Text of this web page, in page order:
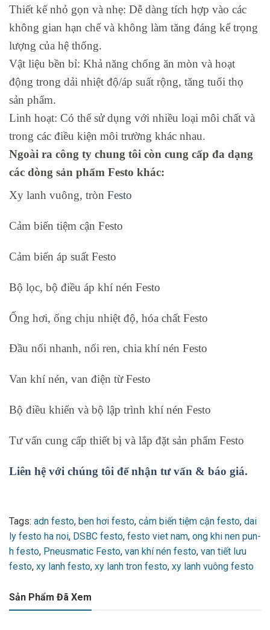
Thiết kế nhỏ gọn và nhẹ: Dễ dàng tích hợp vào các
không gian hạn chế và không làm tăng đáng kể trọng
lượng của hệ thống.
Vật liệu bền bỉ: Khả năng chống ăn mòn và hoạt
động trong dải nhiệt độ/áp suất rộng, tăng tuổi thọ
sản phẩm.
Linh hoạt: Có thể sử dụng với nhiều loại môi chất và
trong các điều kiện môi trường khác nhau.
Ngoài ra công ty chung tôi còn cung cấp đa dạng
các dòng sản phẩm Festo khác:
Xy lanh vuông, tròn Festo
Cảm biến tiệm cận Festo
Cảm biến áp suất Festo
Bộ lọc, bộ điều áp khí nén Festo
Ống hơi, ống chịu nhiệt độ, hóa chất Festo
Đầu nối nhanh, nối ren, chia khí nén Festo
Van khí nén, van điện từ Festo
Bộ điều khiển và bộ lập trình khí nén Festo
Tư vấn cung cấp thiết bị và lắp đặt sản phẩm Festo
Liên hệ với chúng tôi để nhận tư vấn & báo giá.
Tags: adn festo, ben hơi festo, cảm biến tiệm cận festo, dai
ly festo ha noi, DSBC festo, festo viet nam, ong khi nen pun-
h festo, Pneusmatic Festo, van khí nén festo, van tiết lưu
festo, xy lanh festo, xy lanh tron festo, xy lanh vuông festo
Sản Phẩm Đã Xem